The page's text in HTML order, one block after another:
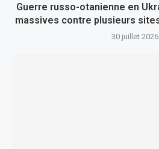
Guerre russo-otanienne en
massives contre plusieurs
30 juillet 2026